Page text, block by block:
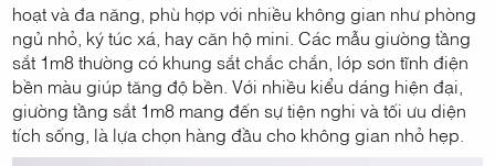
hoạt và đa năng, phù hợp với nhiều không gian như phòng
ngủ nhỏ, ký túc xá, hay căn hộ mini. Các mẫu giường tầng
sắt 1m8 thường có khung sắt chắc chắn, lớp sơn tĩnh điện
bền màu giúp tăng độ bền. Với nhiều kiểu dáng hiện đại,
giường tầng sắt 1m8 mang đến sự tiện nghi và tối ưu diện
tích sống, là lựa chọn hàng đầu cho không gian nhỏ hẹp.